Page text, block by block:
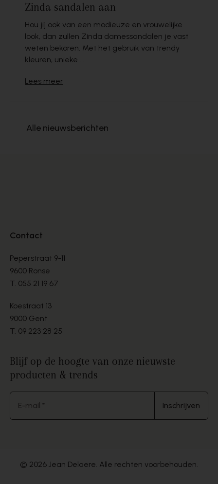
Zinda sandalen aan
Hou jij ook van een modieuze en vrouwelijke
look, dan zullen Zinda damessandalen je vast
weten bekoren. Met het gebruik van trendy
kleuren, unieke ...
Lees meer
Alle nieuwsberichten
Contact
Peperstraat 9-11
9600 Ronse
T. 055 21 19 67
Koestraat 13
9000 Gent
T. 09 223 28 25
Blijf op de hoogte van onze nieuwste
producten & trends
E-mail * Inschrijven
© 2026 Jean Delaere. Alle rechten voorbehouden.